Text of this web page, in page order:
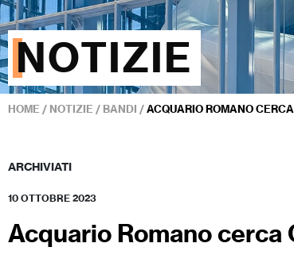
NOTIZIE
HOME / NOTIZIE / BANDI /ACQUARIO ROMANO
ARCHIVIATI
10 OTTOBRE 2023
Acquario Romano